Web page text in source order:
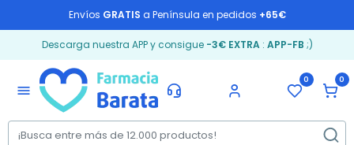
Envíos GRATIS a Península en pedidos +65€
Descarga nuestra APP y consigue -3€ EXTRA: APP-FB ;)
menu
0 0